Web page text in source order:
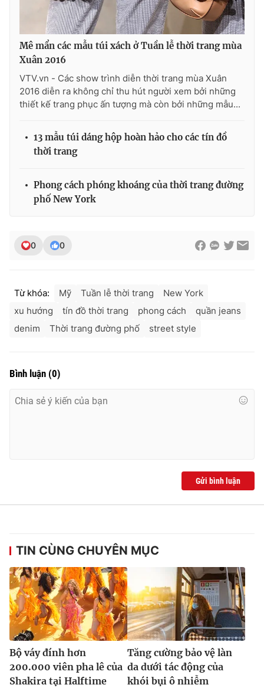
Mê mẩn các mẫu túi xách ở Tuần lễ thời trang mùa
Xuân 2016
VTV.vn - Các show trình diễn thời trang mùa Xuân
2016 diễn ra không chỉ thu hút người xem bởi những
thiết kế trang phục ấn tượng mà còn bởi những mẫu...
13 mẫu túi dáng hộp hoàn hảo cho các tín đồ
thời trang
Phong cách phóng khoáng của thời trang đường
phố New York
0 0
Từ khóa: Mỹ Tuần lễ thời trang
New York
xu hướng
tín đồ thời trang phong cách
quần jeans
denim
Thời trang đường phố street style
Bình luận (0)
Gửi bình luận
TIN CÙNG CHUYÊN MỤC
Bộ váy đính hơn
200.000 viên pha lê của
Shakira tại Halftime
Tăng cường bảo vệ làn
da dưới tác động của
khói bụi ô nhiễm